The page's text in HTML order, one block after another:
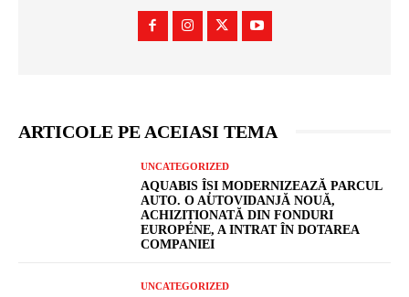
ARTICOLE PE ACEIASI TEMA
UNCATEGORIZED
AQUABIS ÎȘI MODERNIZEAZĂ PARCUL
AUTO. O AUTOVIDANJĂ NOUĂ,
ACHIZIȚIONATĂ DIN FONDURI
EUROPENE, A INTRAT ÎN DOTAREA
COMPANIEI
UNCATEGORIZED